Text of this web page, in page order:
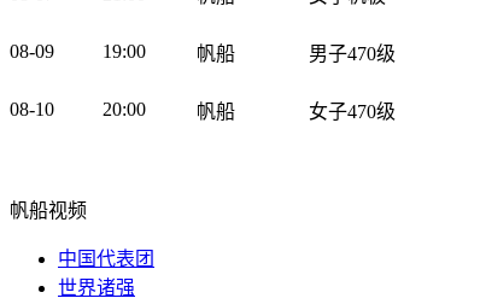
23 07-31 19:00 12:00 韦茅斯湾-波特兰港
25
07-31 19:00 12:00 韦茅斯湾-波特兰港
27 07-31 19:00
07-31 19:00
07-31 19:00
08-09 19:00 帆船 男子470级
08-10
20:00 帆船 女子470级
帆船视频
中国代表团
世界诸强